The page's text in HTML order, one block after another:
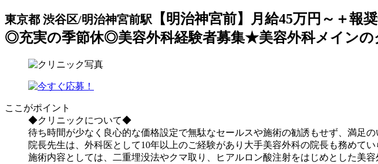
東京都 渋谷区/明治神宮前駅
【明治神宮前】月給45万円～＋
◎充実の季節休◎美容外科経験者募集★美容外科メイン
ここがポイント
◆クリニックについて◆
待ち時間が少なく良心的な価格設定で無駄なセールスや施術の勧誘もせず、満足
院長先生は、外科医として10年以上のご経験があり大手美容外科の院長も務めてい
施術内容としては、二重埋没法やクマ取り、ヒアルロン酸注射をはじめとした美